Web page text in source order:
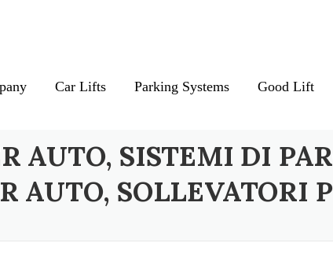
Car Lifts Parking Systems Good Lift
AUTO, SISTEMI DI
AUTO, SOLLEVATORI